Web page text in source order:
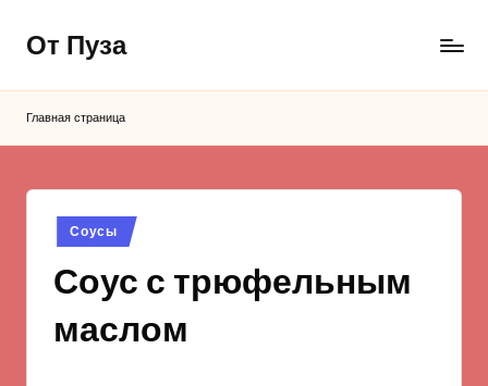
Перейти
содержимому
От Пуза
вкусные
Главная страница
Опубликовано
в
Соусы
Соус с трюфельным
маслом